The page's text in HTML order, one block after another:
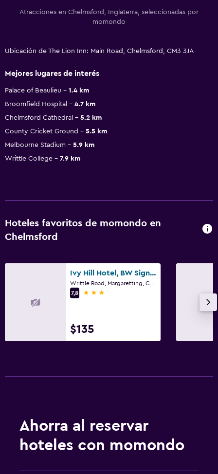
Atracciones en Chelmsford, Inglaterra, seleccionadas por
momondo
Ubicación de The Lion Inn: Main Road, Chelmsford, CM3 3JA
Mejores lugares de interés
Palace of Beaulieu
1.4 km
Broomfield Hospital
4.7 km
Chelmsford Cathedral
5.2 km
County Cricket Ground
5.5 km
Melbourne Stadium
5.9 km
Writtle College
7.9 km
Hoteles favoritos de momondo en
Chelmsford
Ivy Hill Hotel, BW Signature Collection
7,8
3 estrellas
$135
Ahorra al reservar
hoteles con momondo